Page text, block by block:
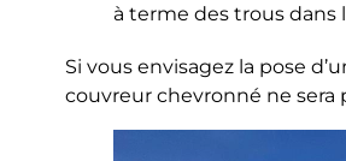
à terme des trous dans
Si vous envisagez la pose
couvreur chevronné ne sera